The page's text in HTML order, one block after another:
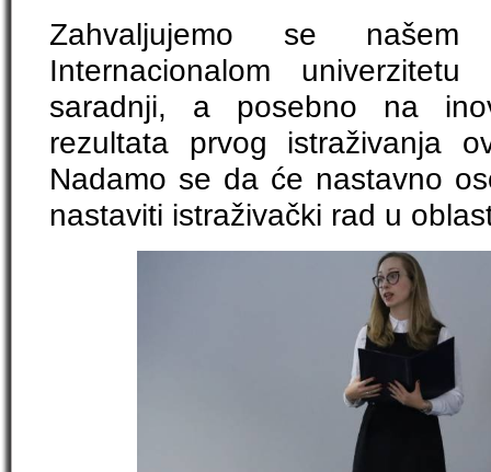
Zahvaljujemo se našem
Internacionalom
saradnji, a posebno na
rezultata prvog istraživanja
Nadamo se da će nastavno
nastaviti istraživački rad u